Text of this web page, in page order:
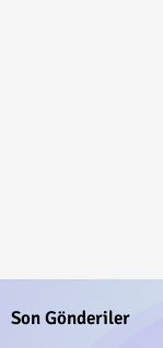
Son Gönderiler